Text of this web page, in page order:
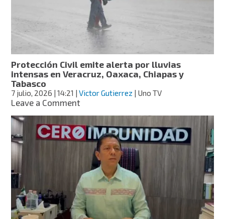
24
horas;
suman
23
casos
en
2026
Protección Civil emite alerta por lluvias
intensas en Veracruz, Oaxaca, Chiapas y
Tabasco
7 julio, 2026 | 14:21 |Victor Gutierrez | Uno TV
Leave a Commenton
Civil
emite
alerta
por
lluvias
intensas
en
Veracruz,
Oaxaca,
Chiapas